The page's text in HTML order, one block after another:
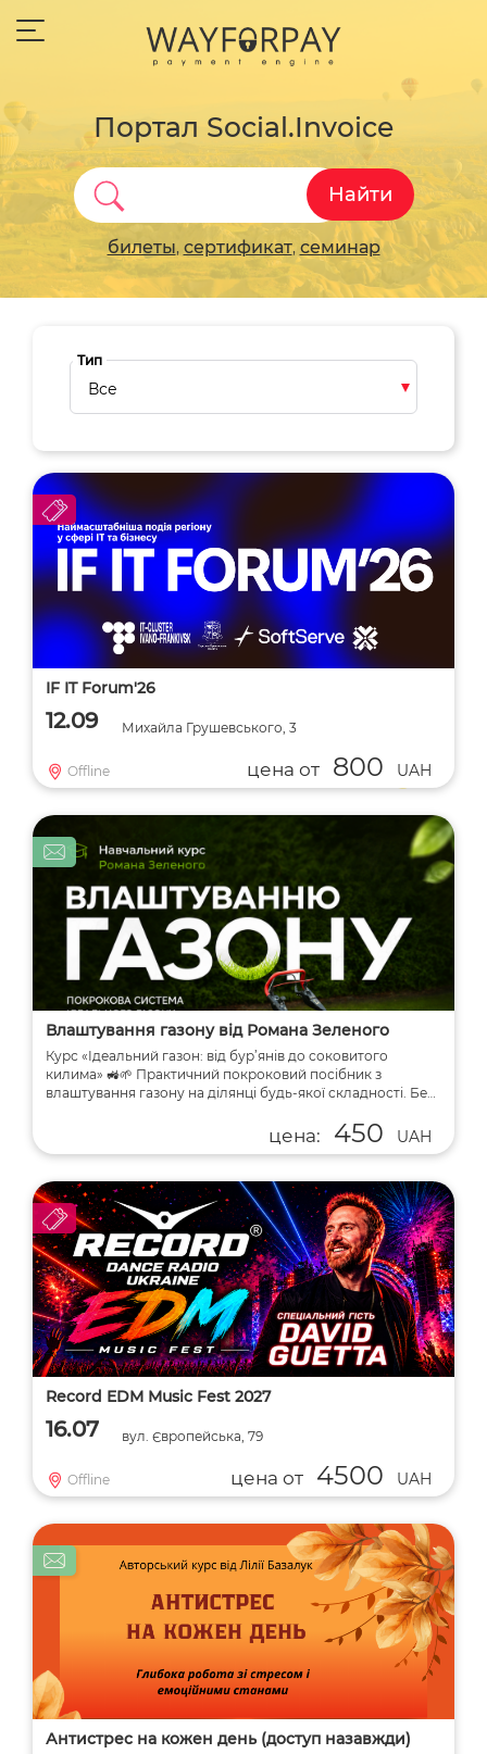
Портал Social.Invoice
Найти
билеты, сертификат, семинар
Тип
Город
Тип события
IF IT Forum'26
12.09 Михайла Грушевського, 3
Offline цена от 800 UAH
Влаштування газону від Романа Зеленого
Курс «Ідеальний газон: від бур’янів до соковитого
килима» 🚜🌱 Практичний покроковий посібник з
влаштування газону на ділянці будь-якої складності. Без
цена: 450 UAH
Record EDM Music Fest 2027
16.07 вул. Європейська, 79
Offline цена от 4500 UAH
Антистрес на кожен день (доступ назавжди)